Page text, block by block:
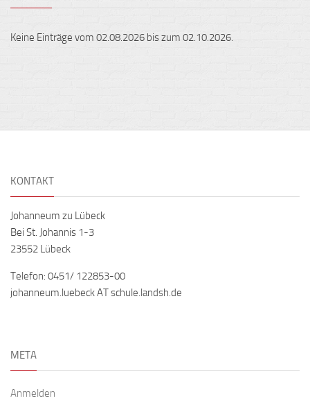
Keine Einträge vom 02.08.2026 bis zum 02.10.2026.
KONTAKT
Johanneum zu Lübeck
Bei St. Johannis 1-3
23552 Lübeck
Telefon: 0451/ 122853-00
johanneum.luebeck AT schule.landsh.de
META
Anmelden